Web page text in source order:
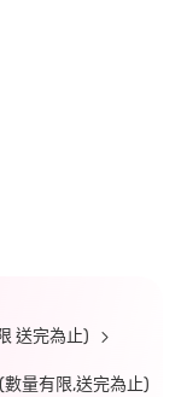
送完為止)
量有限,送完為止)